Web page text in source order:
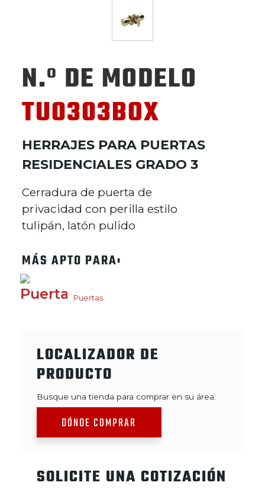
N.º DE MODELO
TU0303BOX
HERRAJES PARA PUERTAS
RESIDENCIALES GRADO 3
Cerradura de puerta de
privacidad con perilla estilo
tulipán, latón pulido
MÁS APTO PARA:
Puertas
LOCALIZADOR DE
PRODUCTO
Busque una tienda para comprar en su área:
DÓNDE COMPRAR
SOLICITE UNA COTIZACIÓN